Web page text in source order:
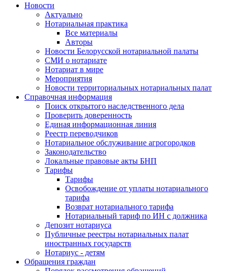
Новости
Актуально
Нотариальная практика
Все материалы
Авторы
Новости Белорусской нотариальной палаты
СМИ о нотариате
Нотариат в мире
Мероприятия
Новости территориальных нотариальных палат
Справочная информация
Поиск открытого наследственного дела
Проверить доверенность
Единая информационная линия
Реестр переводчиков
Нотариальное обслуживание агрогородков
Законодательство
Локальные правовые акты БНП
Тарифы
Тарифы
Освобождение от уплаты нотариального
тарифа
Возврат нотариального тарифа
Нотариальный тариф по ИН с должника
Депозит нотариуса
Публичные реестры нотариальных палат
иностранных государств
Нотариус - детям
Обращения граждан